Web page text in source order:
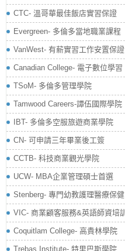
CTC- 溫哥華最佳飯店實習保證
Evergreen- 多倫多當地職業課程
VanWest- 有薪實習工作安置保證
Canadian College- 電子數位學習
TSoM- 多倫多管理學院
Tamwood Careers-譚伍國際學院
IBT- 多倫多空服旅遊商業學院
CN- 可申請三年畢業後工簽
CCTB- 科技商業觀光學院
UCW- MBA企業管理碩士首選
Stenberg- 專門幼教護理醫療保健
VIC- 商業顧客服務&英語師資培訓
Coquitlam College- 高貴林學院
Trebas Institute- 特里巴斯學院